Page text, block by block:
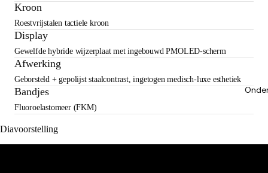
Kroon
Roestvrijstalen tactiele kroon
Display
Gewelfde hybride wijzerplaat met ingebouwd PMOLED-scherm
Afwerking
Geborsteld + gepolijst staalcontrast, ingetogen medisch-luxe esthetiek
Bandjes
Fluoroelastomeer (FKM)
Diavoorstelling